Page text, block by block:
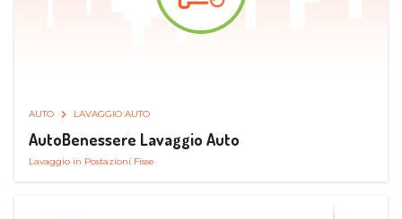
AUTO LAVAGGIO AUTO
AutoBenessere Lavaggio Auto
Lavaggio in Postazioni Fisse